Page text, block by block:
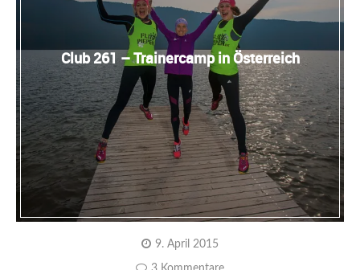
Club 261 – Trainercamp in Österreich
9. April 2015